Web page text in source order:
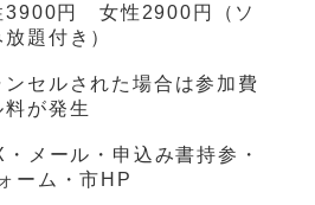
円 女性2900円（ソ
題付き）
セルされた場合は参加費
料が発生
ール・申込み書持参・
ーム・市HP